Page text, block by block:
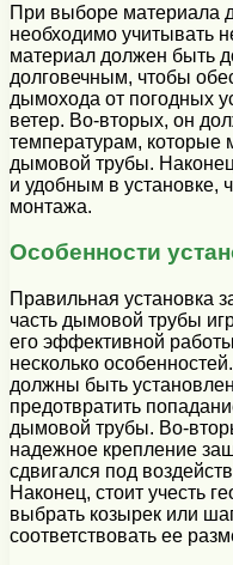
При выборе материала
необходимо учитывать
материал должен быть
долговечным, чтобы
дымохода от погодных
ветер. Во-вторых, он
температурам, которые
дымовой трубы.
и удобным в установке,
монтажа.
Особенности
Правильная установка
часть дымовой трубы
его эффективной
несколько
должны быть
предотвратить
дымовой трубы. Во-
надежное крепление
сдвигался под
Наконец, стоит учесть
выбрать козырек или
соответствовать ее